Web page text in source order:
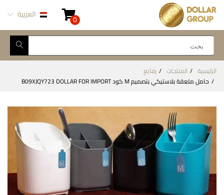
0 العربية
الرئيسية المنتجات
رفايع
حامل ملعقة بلاستيكي بتصميم M كود B09XJQY723 DOLLAR FOR IMPORT